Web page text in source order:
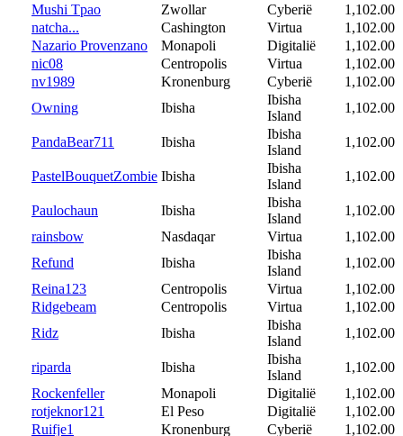
Mushi Tpao
Zwollar Cyberië
1,102.00
natcha...
Cashington Virtua
1,102.00
Nazario Provenzano
Monapoli Digitalië
1,102.00
nic08
Centropolis Virtua
1,102.00
nv1989
Kronenburg Cyberië
1,102.00
Owning
Ibisha
Ibisha
Island
1,102.00
PandaBear711 Ibisha
Ibisha
Island
1,102.00
PastelBouquetZombie Ibisha
Ibisha
Island
1,102.00
Paulochaun Ibisha
Ibisha
Island
1,102.00
rainsbow
Nasdaqar Virtua
1,102.00
Refund
Ibisha
Ibisha
Island
1,102.00
Reina123
Centropolis Virtua
1,102.00
Ridgebeam
Centropolis Virtua
1,102.00
Ridz
Ibisha
Ibisha
Island
1,102.00
riparda Ibisha
Ibisha
Island
1,102.00
Rockenfeller
Monapoli Digitalië
1,102.00
rotjeknor121
El Peso Digitalië
1,102.00
Ruifje1
Kronenburg Cyberië
1,102.00